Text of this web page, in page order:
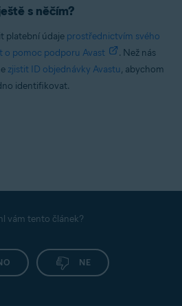
s něčím?
platební údaje prostřednictvím svého
o pomoc podporu Avast
. Než nás
zjistit ID objednávky Avastu, abychom
identifikovat.
vám tento článek?
NE